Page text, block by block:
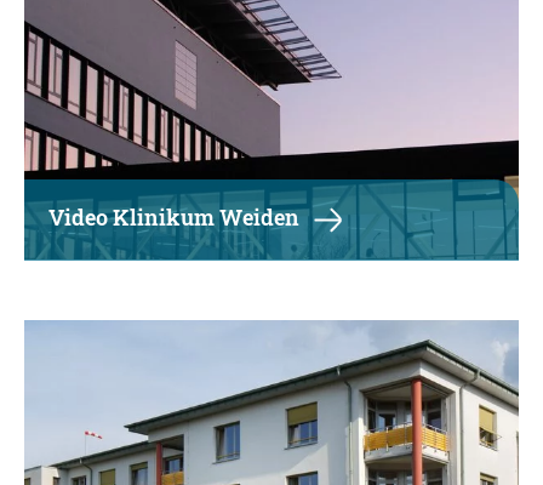
Video Klinikum Weiden